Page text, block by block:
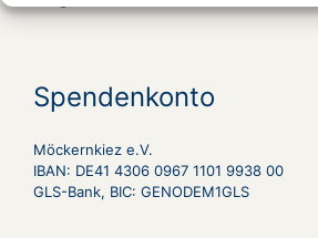
Spendenkonto
Möckernkiez e.V.
IBAN: DE41 4306 0967 1101 9938 00
GLS-Bank, BIC: GENODEM1GLS